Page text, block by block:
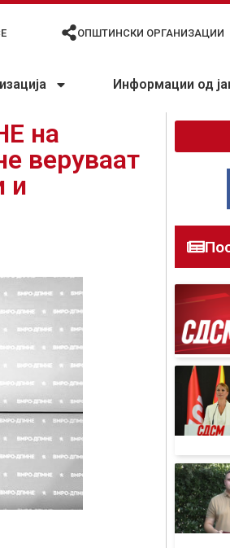
ОПШТИНСКИ ОРГАНИЗАЦИИ
Информации од
на
веруваат
и